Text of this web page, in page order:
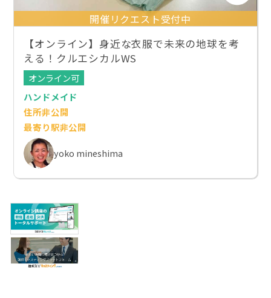
開催リクエスト受付中
【オンライン】身近な衣服で未来の地球を考
える！クルエシカルWS
オンライン可
ハンドメイド
住所非公開
最寄り駅非公開
yoko mineshima